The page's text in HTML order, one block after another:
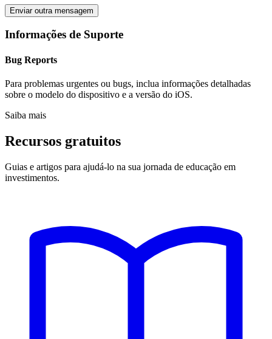
Enviar outra mensagem
Informações de Suporte
Bug Reports
Para problemas urgentes ou bugs, inclua informações detalhadas
sobre o modelo do dispositivo e a versão do iOS.
Saiba mais
Recursos gratuitos
Guias e artigos para ajudá-lo na sua jornada de educação em
investimentos.